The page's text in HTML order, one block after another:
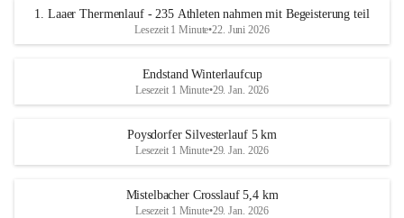
1. Laaer Thermenlauf - 235 Athleten nahmen mit Begeisterung teil
Lesezeit 1 Minute•22. Juni 2026
Endstand Winterlaufcup
Lesezeit 1 Minute•29. Jan. 2026
Poysdorfer Silvesterlauf 5 km
Lesezeit 1 Minute•29. Jan. 2026
Mistelbacher Crosslauf 5,4 km
Lesezeit 1 Minute•29. Jan. 2026